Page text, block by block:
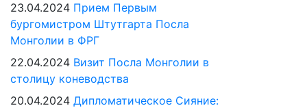
23.04.2024 Прием Первым
бургомистром Штутгарта Посла
Монголии в ФРГ
22.04.2024 Визит Посла Монголии в
столицу коневодства
20.04.2024 Дипломатическое Сияние: